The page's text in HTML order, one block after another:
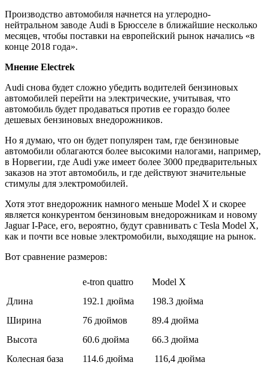
Производство автомобиля начнется на углеродно-
нейтральном заводе Audi в Брюсселе в ближайшие несколько
месяцев, чтобы поставки на европейский рынок начались «в
конце 2018 года».
Мнение Electrek
Audi снова будет сложно убедить водителей бензиновых
автомобилей перейти на электрические, учитывая, что
автомобиль будет продаваться против ее гораздо более
дешевых бензиновых внедорожников.
Но я думаю, что он будет популярен там, где бензиновые
автомобили облагаются более высокими налогами, например,
в Норвегии, где Audi уже имеет более 3000 предварительных
заказов на этот автомобиль, и где действуют значительные
стимулы для электромобилей.
Хотя этот внедорожник намного меньше Model X и скорее
является конкурентом бензиновым внедорожникам и новому
Jaguar I-Pace, его, вероятно, будут сравнивать с Tesla Model X,
как и почти все новые электромобили, выходящие на рынок.
Вот сравнение размеров:
e-tron quattro
Model X
Длина
192.1 дюйма
198.3 дюйма
Ширина
76 дюймов
89.4 дюйма
Высота
60.6 дюйма
66.3 дюйма
Колесная база
114.6 дюйма 116,4 дюйма